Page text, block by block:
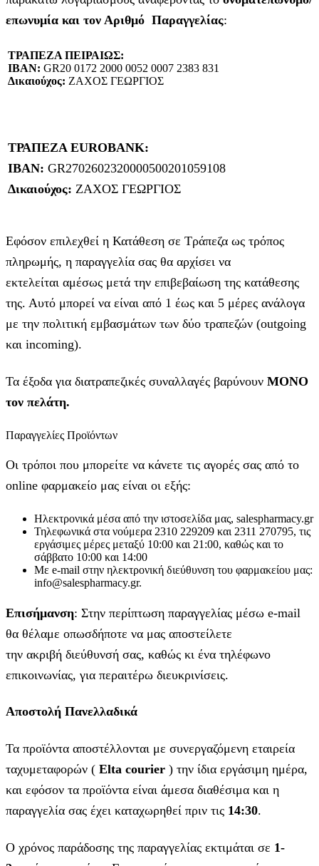
επωνυμία και τον Αριθμό Παραγγελίας:
ΤΡΑΠΕΖΑ ΠΕΙΡΑΙΩΣ:
IBAN: GR20 0172 2000 0052 0007 2383 831
Δικαιούχος: ΖΑΧΟΣ ΓΕΩΡΓΙΟΣ
ΤΡΑΠΕΖΑ EUROBANK:
IBAN: GR2702602320000500201059108
Δικαιούχος: ΖΑΧΟΣ ΓΕΩΡΓΙΟΣ
Εφόσον επιλεχθεί η Κατάθεση σε Τράπεζα ως τρόπος
πληρωμής, η παραγγελία σας θα αρχίσει να
εκτελείται αμέσως μετά την επιβεβαίωση της κατάθεσης
της. Αυτό μπορεί να είναι από 1 έως και 5 μέρες ανάλογα
με την πολιτική εμβασμάτων των δύο τραπεζών (outgoing
και incoming).
Τα έξοδα για διατραπεζικές συναλλαγές βαρύνουν MONO
τον πελάτη.
Παραγγελίες Προϊόντων
Οι τρόποι που μπορείτε να κάνετε τις αγορές σας από το
online φαρμακείο μας είναι οι εξής:
Ηλεκτρονικά μέσα από την ιστοσελίδα μας, salespharmacy.gr
Τηλεφωνικά στα νούμερα 2310 229209 και 2311 270795, τις
εργάσιμες μέρες μεταξύ 10:00 και 21:00, καθώς και το
σάββατο 10:00 και 14:00
Με e-mail στην ηλεκτρονική διεύθυνση του φαρμακείου μας:
info@salespharmacy.gr.
Επισήμανση: Στην περίπτωση παραγγελίας μέσω e-mail
θα θέλαμε οπωσδήποτε να μας αποστείλετε
την ακριβή διεύθυνσή σας, καθώς κι ένα τηλέφωνο
επικοινωνίας, για περαιτέρω διευκρινίσεις.
Αποστολή Πανελλαδικά
Τα προϊόντα αποστέλλονται με συνεργαζόμενη εταιρεία
ταχυμεταφορών ( Elta courier ) την ίδια εργάσιμη ημέρα,
και εφόσον τα προϊόντα είναι άμεσα διαθέσιμα και η
παραγγελία σας έχει καταχωρηθεί πριν τις 14:30.
Ο χρόνος παράδοσης της παραγγελίας εκτιμάται σε 1-